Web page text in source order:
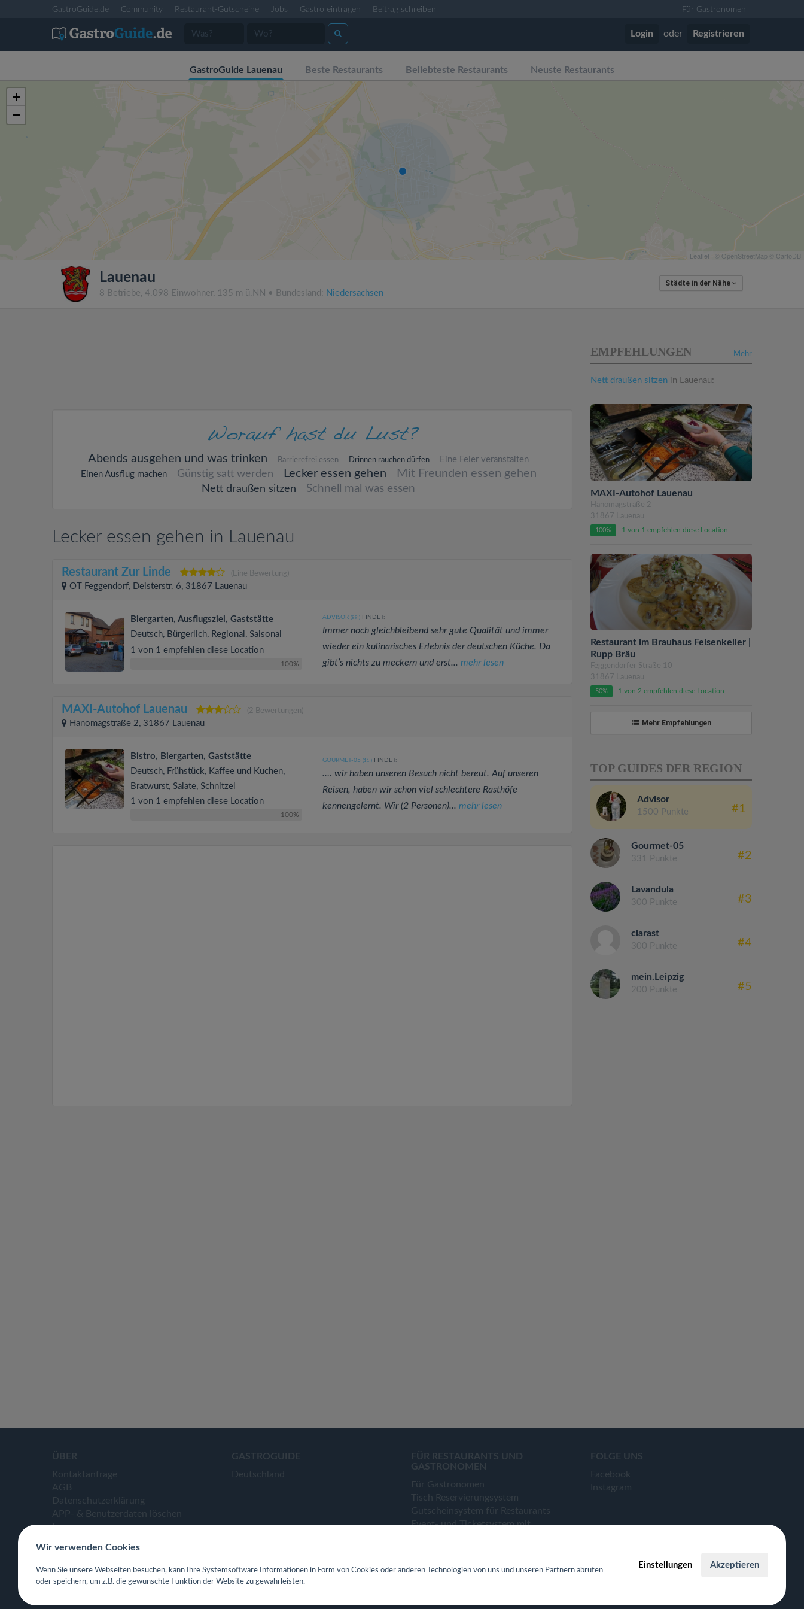
GastroGuide.de Community Restaurant-Gutscheine Jobs Gastro eintragen Beitrag schreiben Für Gastronomen
Login oder Registrieren
GastroGuide Lauenau Beste Restaurants Beliebteste Restaurants Neuste Restaurants
+
−
Leaflet | © OpenStreetMap © CartoDB
Lauenau
8 Betriebe, 4.098 Einwohner, 135 m ü.NN • Bundesland: Niedersachsen
Städte in der Nähe
Abends ausgehen und was trinken Barrierefrei essen Drinnen rauchen dürfen
Eine Feier veranstalten
Einen Ausflug machen
Günstig satt werden Lecker essen gehen Mit Freunden essen gehen
Nett draußen sitzen Schnell mal was essen
Lecker essen gehen in Lauenau
Restaurant Zur Linde (Eine Bewertung)
OT Feggendorf, Deisterstr. 6, 31867 Lauenau
Biergarten, Ausflugsziel, Gaststätte
Deutsch, Bürgerlich, Regional, Saisonal
1 von 1 empfehlen diese Location
100%
ADVISOR (89 )FINDET:
Immer noch gleichbleibend sehr gute Qualität und immer
wieder ein kulinarisches Erlebnis der deutschen Küche. Da
gibt’s nichts zu meckern und erst... mehr lesen
MAXI-Autohof Lauenau (2 Bewertungen)
Hanomagstraße 2, 31867 Lauenau
Bistro, Biergarten, Gaststätte
Deutsch, Frühstück, Kaffee und Kuchen,
Bratwurst, Salate, Schnitzel
1 von 1 empfehlen diese Location
100%
GOURMET-05 (11 )FINDET:
…. wir haben unseren Besuch nicht bereut. Auf unseren
Reisen, haben wir schon viel schlechtere Rasthöfe
kennengelernt. Wir (2 Personen)... mehr lesen
Mehr
EMPFEHLUNGEN
Nett draußen sitzen in Lauenau:
MAXI-Autohof Lauenau
Hanomagstraße 2
31867 Lauenau
100% 1 von 1 empfehlen diese Location
Restaurant im Brauhaus Felsenkeller |
Rupp Bräu
Feggendorfer Straße 10
31867 Lauenau
50% 1 von 2 empfehlen diese Location
Mehr Empfehlungen
TOP GUIDES DER REGION
Advisor
1500 Punkte #1
Gourmet-05
331 Punkte #2
Lavandula
300 Punkte #3
clarast
300 Punkte #4
mein.Leipzig
200 Punkte #5
ÜBER
Kontaktanfrage
AGB
Datenschutzerklärung
APP- & Benutzerdaten löschen
Impressum
GASTROGUIDE
Deutschland
FÜR RESTAURANTS UND
GASTRONOMEN
Für Gastronomen
Tisch Reservierungsystem
Gutscheinsystem für Restaurants
Event- und Ticketsystem mit
Webseiten für Restaurant
FOLGE UNS
Facebook
Instagram
Wir verwenden Cookies
Wenn Sie unsere Webseiten besuchen, kann Ihre Systemsoftware Informationen in Form von Cookies oder anderen Technologien von uns und unseren Partnern abrufen
oder speichern, um z.B. die gewünschte Funktion der Website zu gewährleisten.
Einstellungen Akzeptieren